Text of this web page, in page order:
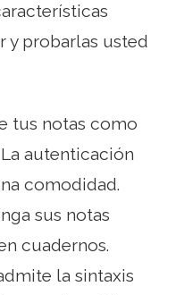
y probarlas usted
tus notas como
autenticación
comodidad.
sus notas
cuadernos.
la sintaxis